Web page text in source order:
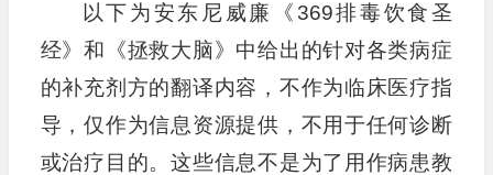
以下为安东尼威廉《369排毒饮食圣
经》和《拯救大脑》中给出的针对各类病症
的补充剂方的翻译内容，不作为临床医疗指
导，仅作为信息资源提供，不用于任何诊断
或治疗目的。这些信息不是为了用作病患教